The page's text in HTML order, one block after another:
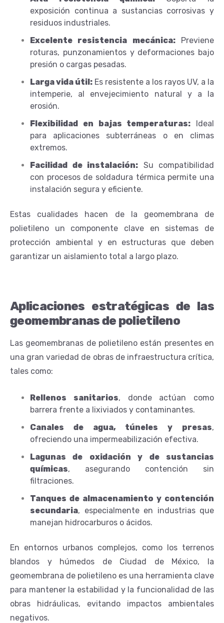
exposición continua a sustancias corrosivas y
residuos industriales.
Excelente resistencia mecánica:Previene
roturas, punzonamientos y deformaciones bajo
presión o cargas pesadas.
Larga vida útil: Es resistente a los rayos UV, a la
intemperie, al envejecimiento natural y a la
erosión.
Flexibilidad en bajas temperaturas: Ideal
para aplicaciones subterráneas o en climas
extremos.
Facilidad de instalación: Su compatibilidad
con procesos de soldadura térmica permite una
instalación segura y eficiente.
Estas cualidades hacen de la geomembrana de
polietileno un componente clave en sistemas de
protección ambiental y en estructuras que deben
garantizar un aislamiento total a largo plazo.
Aplicaciones estratégicas de las
geomembranas de polietileno
Las geomembranas de polietileno están presentes en
una gran variedad de obras de infraestructura crítica,
tales como:
Rellenos sanitarios, donde actúan como
barrera frente a lixiviados y contaminantes.
Canales de agua, túneles y presas,
ofreciendo una impermeabilización efectiva.
Lagunas de oxidación y de sustancias
químicas, asegurando contención sin
filtraciones.
Tanques de almacenamiento y contención
secundaria, especialmente en industrias que
manejan hidrocarburos o ácidos.
En entornos urbanos complejos, como los terrenos
blandos y húmedos de Ciudad de México, la
geomembrana de polietileno es una herramienta clave
para mantener la estabilidad y la funcionalidad de las
obras hidráulicas, evitando impactos ambientales
negativos.